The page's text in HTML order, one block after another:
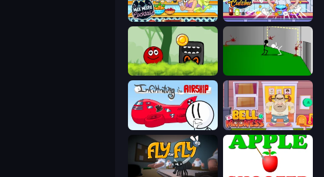
Max Mixed Cocktails Max Mixed Cuisine
Ball Hero Adventure: Red Bounce Ball
Infiltrating the Airship Bell Madness